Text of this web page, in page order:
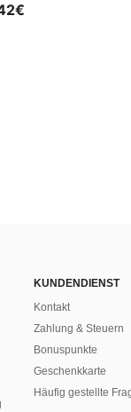
KUNDENDIENST
Kontakt
Zahlung & Steuern
Bonuspunkte
Geschenkkarte
Häufig gestellte